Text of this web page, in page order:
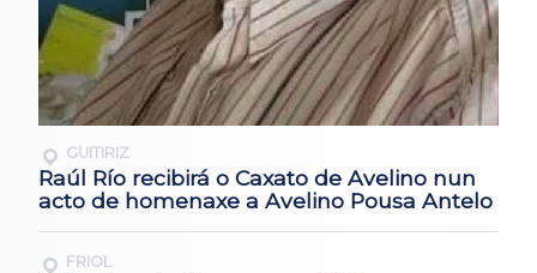
GUITIRIZ
Raúl Río recibirá o Caxato de Avelino nun
acto de homenaxe a Avelino Pousa Antelo
FRIOL